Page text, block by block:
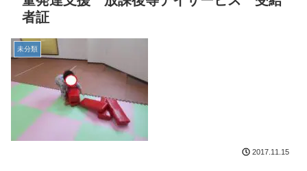
者証
未分類
2017.11.15